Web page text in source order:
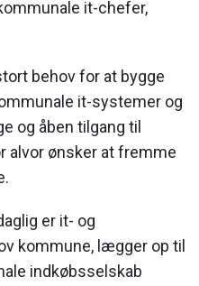
it-chefer,
behov for at bygge
it-systemer og
og åben tilgang til
alvor ønsker at fremme
er it- og
kommune, lægger op til
indkøbsselskab